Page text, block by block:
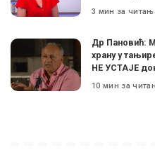
3 мин за
Др Пановић:
храну у
НЕ УСТАЈЕ
10 мин за